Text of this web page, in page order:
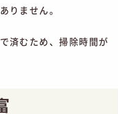
りません。
済むため、掃除時間が